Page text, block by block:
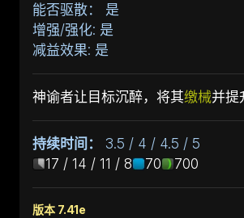
能否驱散： 是
增强/强化: 是
减益效果: 是
神谕者让目标沉醉，将其缴械并提
持续时间：
3.5 / 4 / 4.5 / 5
17 / 14 / 11 / 8
70 700
版本 7.41e